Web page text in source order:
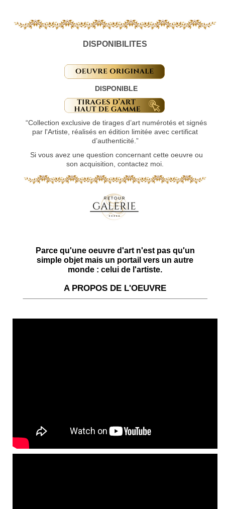
DISPONIBILITES
DISPONIBLE
“Collection exclusive de tirages d’art numérotés et signés
par l'Artiste, réalisés en édition limitée avec certificat
d’authenticité.”
Si vous avez une question concernant cette oeuvre ou
son acquisition, contactez moi.
Parce qu'une oeuvre d'art n'est pas qu'un
simple objet mais un portail vers un autre
monde : celui de l'artiste.
A PROPOS DE L'OEUVRE